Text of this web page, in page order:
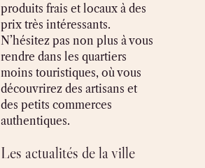
produits frais et locaux à des
prix très intéressants.
N’hésitez pas non plus à vous
rendre dans les quartiers
moins touristiques, où vous
découvrirez des artisans et
des petits commerces
authentiques.
Les actualités de la ville